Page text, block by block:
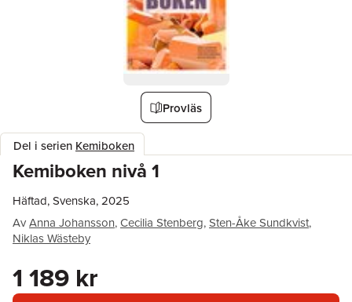
Provläs
Del i serien Kemiboken
Kemiboken nivå 1
Häftad, Svenska, 2025
AvAnna Johansson,Cecilia Stenberg,Sten-Åke Sundkvist,
Niklas Wästeby
1 189 kr